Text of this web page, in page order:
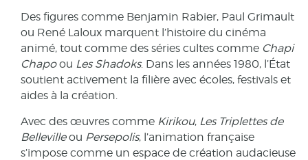
Des figures comme Benjamin Rabier, Paul Grimault
ou René Laloux marquent l’histoire du cinéma
animé, tout comme des séries cultes comme Chapi
Chapoou Les Shadoks. Dans les années 1980, l’État
soutient activement la filière avec écoles, festivals et
aides à la création.
Avec des œuvres comme Kirikou, Les Triplettes de
Bellevilleou Persepolis, l’animation française
s’impose comme un espace de création audacieuse